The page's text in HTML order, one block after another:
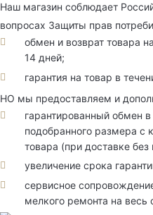
Наш магазин соблюдает
вопросах Защиты прав
обмен и возврат товара
14 дней;
гарантия на товар в
НО мы предоставляем и
гарантированный обмен
подобранного размера с
товара (при доставке
увеличение срока
сервисное
мелкого ремонта на